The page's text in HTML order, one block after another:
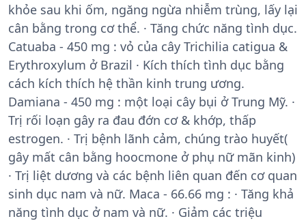
khỏe sau khi ốm, ngăng ngừa nhiễm trùng, lấy lại
cân bằng trong cơ thể. · Tăng chức năng tình dục.
Catuaba - 450 mg : vỏ của cây Trichilia catigua &
Erythroxylum ở Brazil · Kích thích tình dục bằng
cách kích thích hệ thần kinh trung ương.
Damiana - 450 mg : một loại cây bụi ở Trung Mỹ. ·
Trị rối loạn gây ra đau đớn cơ & khớp, thấp
estrogen. · Trị bệnh lãnh cảm, chúng trào huyết(
gây mất cân bằng hoocmone ở phụ nữ mãn kinh)
· Trị liệt dương và các bệnh liên quan đến cơ quan
sinh dục nam và nữ. Maca - 66.66 mg : · Tăng khả
năng tình dục ở nam và nữ. · Giảm các triệu